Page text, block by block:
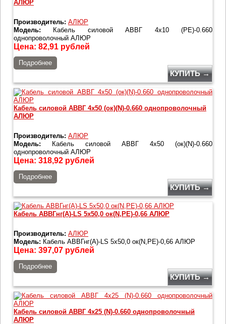
АЛЮР
Производитель: АЛЮР
Модель: Кабель силовой АВВГ 4х10 (PE)-0.660
однопроволочный АЛЮР
Цена: 82,91 рублей
Подробнее
КУПИТЬ →
Кабель силовой АВВГ 4х50 (ок)(N)-0.660 однопроволочный
АЛЮР
Производитель: АЛЮР
Модель: Кабель силовой АВВГ 4х50 (ок)(N)-0.660
однопроволочный АЛЮР
Цена: 318,92 рублей
Подробнее
КУПИТЬ →
Кабель АВВГнг(А)-LS 5х50,0 ок(N,PE)-0,66 АЛЮР
Производитель: АЛЮР
Модель: Кабель АВВГнг(А)-LS 5х50,0 ок(N,PE)-0,66 АЛЮР
Цена: 397,07 рублей
Подробнее
КУПИТЬ →
Кабель силовой АВВГ 4х25 (N)-0.660 однопроволочный
АЛЮР